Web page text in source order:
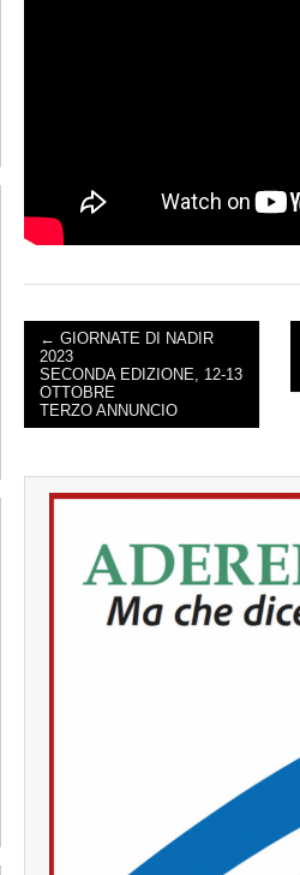
POST NAVIGATION
← GIORNATE DI NADIR
2023
SECONDA EDIZIONE, 12-13
OTTOBRE
TERZO ANNUNCIO